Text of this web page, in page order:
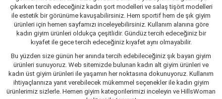
çıkarken tercih edeceğiniz kadın şort modelleri ve salaş tişört modelleri
ile estetik bir görünüme kavuşabilirsiniz. Hem sportif hem de şık giyim
ürünleri için hemen sayfamızı inceleyebilirsiniz. Kullanım alanına göre
kadın giyim ürünleri oldukça çeşitlidir. Gündüz tercih edeceğiniz bir
kıyafet ile gece tercih edeceğiniz kıyafet aynı olmayabilir.
Bu yüzden size günün her anında tercih edebileceğiniz şık bayan giyim
ürünleri sunuyoruz. Web sitemizde bulunan kadın alt giyim ürünleri ve
kadın üst giyim ürünleri ile yaşamın her noktasına dokunuyoruz. Kullanım
ihtiyaçlarınıza yanıt verebilecek mükemmel seçenekler ile kadın giyim
ürünlerimiz sizlerle. Hemen giyim kategorilerimizi inceleyin ve HillsWoman